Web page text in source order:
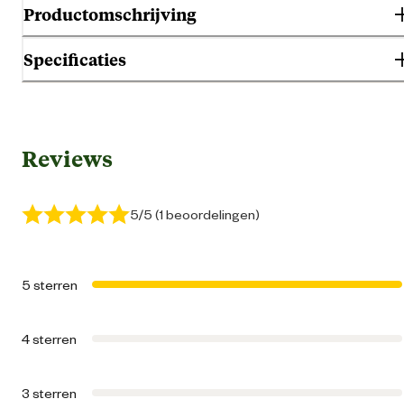
Productomschrijving
Specificaties
Geschikt voor ras
Reviews
5/5 (1 beoordelingen)
5 sterren
4 sterren
3 sterren